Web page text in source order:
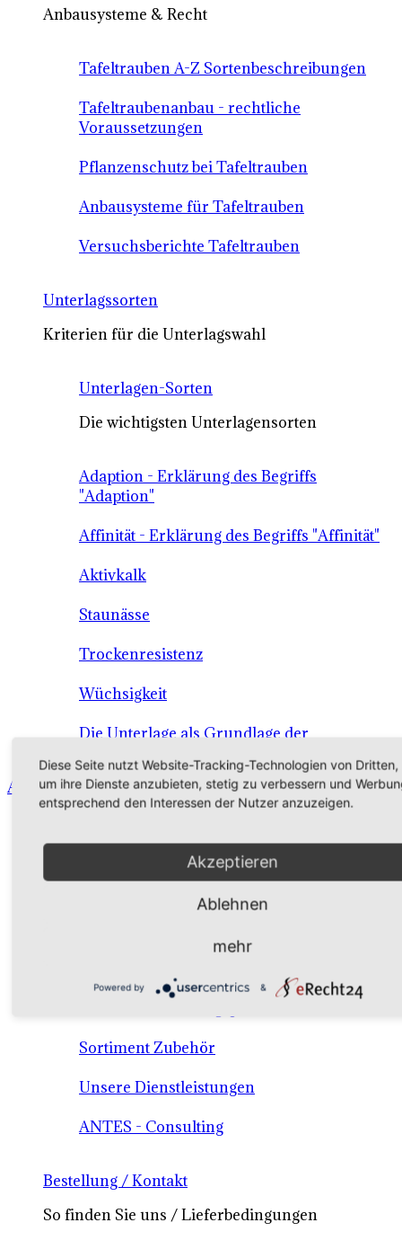
Anbausysteme & Recht
Tafeltrauben A-Z Sortenbeschreibungen
Tafeltraubenanbau - rechtliche
Voraussetzungen
Pflanzenschutz bei Tafeltrauben
Anbausysteme für Tafeltrauben
Versuchsberichte Tafeltrauben
Unterlagssorten
Kriterien für die Unterlagswahl
Unterlagen-Sorten
Die wichtigsten Unterlagensorten
Adaption - Erklärung des Begriffs
"Adaption"
Affinität - Erklärung des Begriffs "Affinität"
Aktivkalk
Staunässe
Trockenresistenz
Wüchsigkeit
Die Unterlage als Grundlage der
Angebot - Sortiment - Verkauf - Shop
Verkaufssortiment Keltertrauben & Tafeltrauben
Material / Dienstleistungen /Consulting
Sortiment Zubehör
Unsere Dienstleistungen
ANTES - Consulting
Bestellung / Kontakt
So finden Sie uns / Lieferbedingungen
Diese Seite nutzt Website-Tracking-Technologien von Dritten,
um ihre Dienste anzubieten, stetig zu verbessern und
entsprechend den Interessen der Nutzer anzuzeigen.
Akzeptieren
Ablehnen
mehr
Powered by &